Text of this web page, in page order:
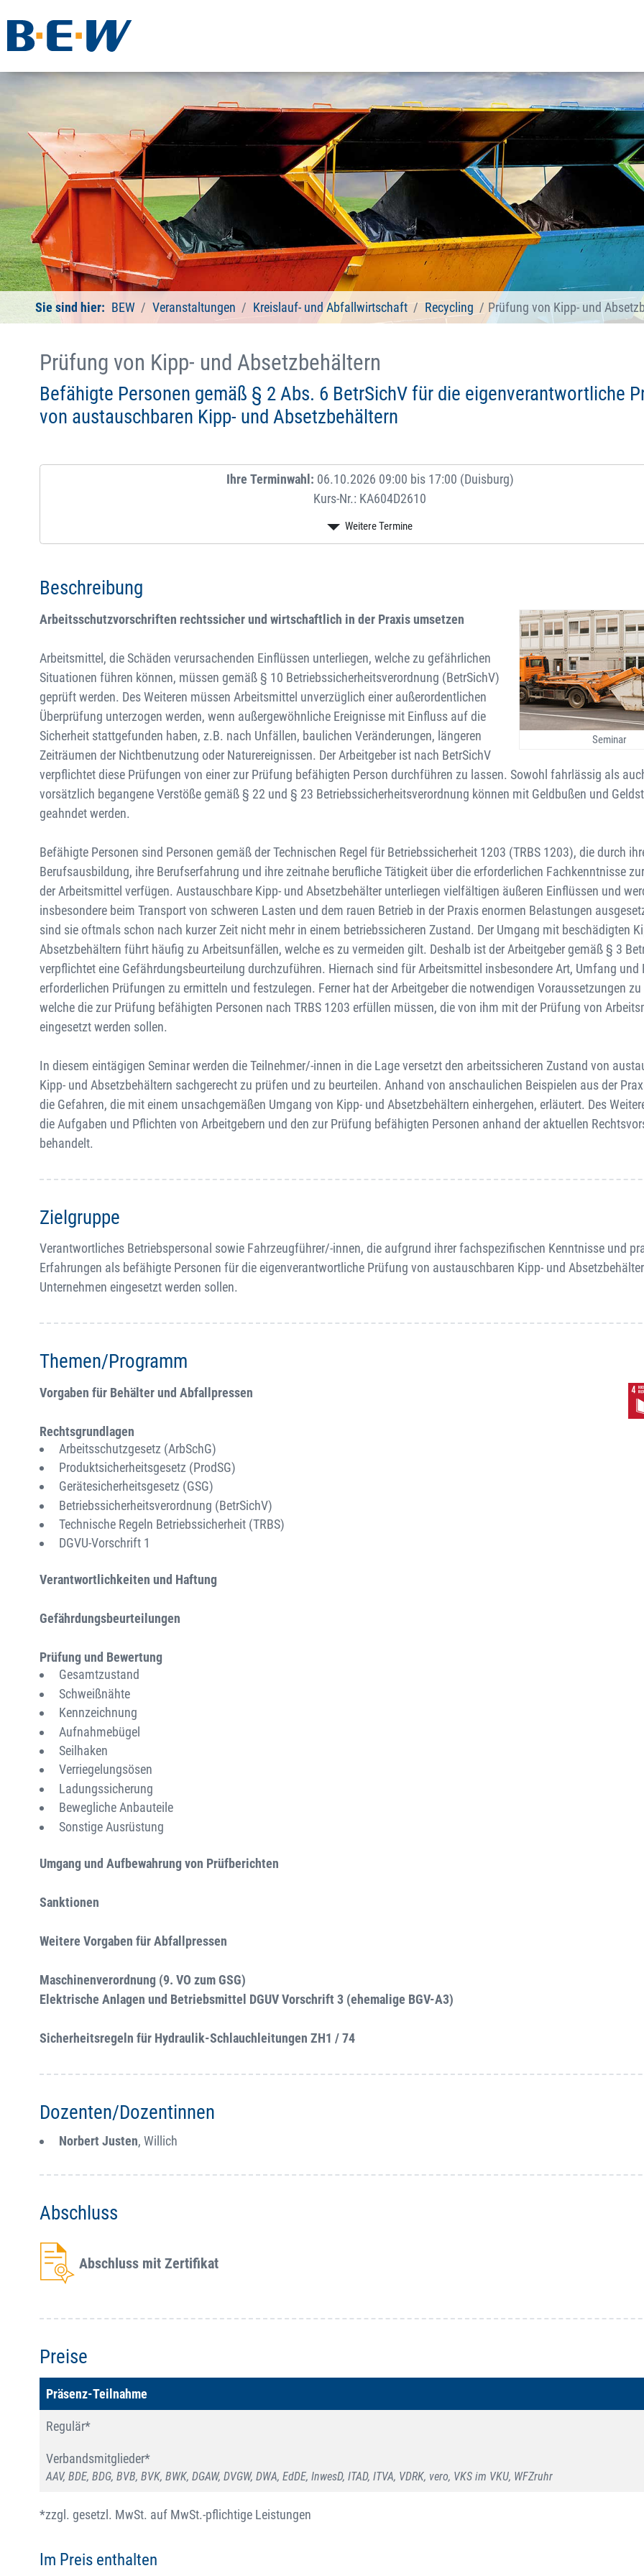
Sie sind hier: BEW Veranstaltungen Kreislauf- und Abfallwirtschaft Recycling Prüfung von Kipp- und
Prüfung von Kipp- und Absetzbehältern
Befähigte Personen gemäß § 2 Abs. 6 BetrSichV für die eigenverantwortliche
von austauschbaren Kipp- und Absetzbehältern
Ihre Terminwahl: 06.10.2026 09:00 bis 17:00 (Duisburg)
Kurs-Nr.: KA604D2610
Beschreibung
Seminar
Arbeitsschutzvorschriften rechtssicher und wirtschaftlich in der Praxis umsetzen
Arbeitsmittel, die Schäden verursachenden Einflüssen unterliegen, welche zu gefährlichen
Situationen führen können, müssen gemäß § 10 Betriebssicherheitsverordnung (BetrSichV)
geprüft werden. Des Weiteren müssen Arbeitsmittel unverzüglich einer außerordentlichen
Überprüfung unterzogen werden, wenn außergewöhnliche Ereignisse mit Einfluss auf die
Sicherheit stattgefunden haben, z.B. nach Unfällen, baulichen Veränderungen, längeren
Zeiträumen der Nichtbenutzung oder Naturereignissen. Der Arbeitgeber ist nach BetrSichV
verpflichtet diese Prüfungen von einer zur Prüfung befähigten Person durchführen zu lassen. Sowohl fahrlässig als
vorsätzlich begangene Verstöße gemäß § 22 und § 23 Betriebssicherheitsverordnung können mit Geldbußen und
geahndet werden.
Befähigte Personen sind Personen gemäß der Technischen Regel für Betriebssicherheit 1203 (TRBS 1203), die durch
Berufsausbildung, ihre Berufserfahrung und ihre zeitnahe berufliche Tätigkeit über die erforderlichen Fachkenntnisse
der Arbeitsmittel verfügen. Austauschbare Kipp- und Absetzbehälter unterliegen vielfältigen äußeren Einflüssen und
insbesondere beim Transport von schweren Lasten und dem rauen Betrieb in der Praxis enormen Belastungen
sind sie oftmals schon nach kurzer Zeit nicht mehr in einem betriebssicheren Zustand. Der Umgang mit beschädigten
Absetzbehältern führt häufig zu Arbeitsunfällen, welche es zu vermeiden gilt. Deshalb ist der Arbeitgeber gemäß § 3
verpflichtet eine Gefährdungsbeurteilung durchzuführen. Hiernach sind für Arbeitsmittel insbesondere Art, Umfang und
erforderlichen Prüfungen zu ermitteln und festzulegen. Ferner hat der Arbeitgeber die notwendigen Voraussetzungen
welche die zur Prüfung befähigten Personen nach TRBS 1203 erfüllen müssen, die von ihm mit der Prüfung von
eingesetzt werden sollen.
In diesem eintägigen Seminar werden die Teilnehmer/-innen in die Lage versetzt den arbeitssicheren Zustand von
Kipp- und Absetzbehältern sachgerecht zu prüfen und zu beurteilen. Anhand von anschaulichen Beispielen aus der
die Gefahren, die mit einem unsachgemäßen Umgang von Kipp- und Absetzbehältern einhergehen, erläutert. Des
die Aufgaben und Pflichten von Arbeitgebern und den zur Prüfung befähigten Personen anhand der aktuellen
behandelt.
Zielgruppe
Verantwortliches Betriebspersonal sowie Fahrzeugführer/-innen, die aufgrund ihrer fachspezifischen Kenntnisse und
Erfahrungen als befähigte Personen für die eigenverantwortliche Prüfung von austauschbaren Kipp- und
Unternehmen eingesetzt werden sollen.
Themen/Programm
Vorgaben für Behälter und Abfallpressen
Rechtsgrundlagen
Arbeitsschutzgesetz (ArbSchG)
Produktsicherheitsgesetz (ProdSG)
Gerätesicherheitsgesetz (GSG)
Betriebssicherheitsverordnung (BetrSichV)
Technische Regeln Betriebssicherheit (TRBS)
DGVU-Vorschrift 1
Verantwortlichkeiten und Haftung
Gefährdungsbeurteilungen
Prüfung und Bewertung
Gesamtzustand
Schweißnähte
Kennzeichnung
Aufnahmebügel
Seilhaken
Verriegelungsösen
Ladungssicherung
Bewegliche Anbauteile
Sonstige Ausrüstung
Umgang und Aufbewahrung von Prüfberichten
Sanktionen
Weitere Vorgaben für Abfallpressen
Maschinenverordnung (9. VO zum GSG)
Elektrische Anlagen und Betriebsmittel DGUV Vorschrift 3 (ehemalige BGV-A3)
Sicherheitsregeln für Hydraulik-Schlauchleitungen ZH1 / 74
Dozenten/Dozentinnen
Norbert Justen, Willich
Abschluss
Abschluss mit Zertifikat
Preise
Präsenz-Teilnahme
Regulär*
Verbandsmitglieder*
AAV, BDE, BDG, BVB, BVK, BWK, DGAW, DVGW, DWA, EdDE, InwesD, ITAD, ITVA, VDRK, vero, VKS im VKU, WFZruhr
*zzgl. gesetzl. MwSt. auf MwSt.-pflichtige Leistungen
Im Preis enthalten